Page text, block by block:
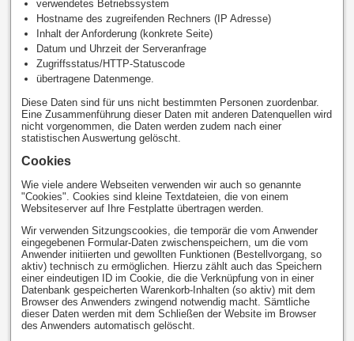
verwendetes Betriebssystem
Hostname des zugreifenden Rechners (IP Adresse)
Inhalt der Anforderung (konkrete Seite)
Datum und Uhrzeit der Serveranfrage
Zugriffsstatus/HTTP-Statuscode
übertragene Datenmenge.
Diese Daten sind für uns nicht bestimmten Personen zuordenbar.
Eine Zusammenführung dieser Daten mit anderen Datenquellen wird
nicht vorgenommen, die Daten werden zudem nach einer
statistischen Auswertung gelöscht.
Cookies
Wie viele andere Webseiten verwenden wir auch so genannte
"Cookies". Cookies sind kleine Textdateien, die von einem
Websiteserver auf Ihre Festplatte übertragen werden.
Wir verwenden Sitzungscookies, die temporär die vom Anwender
eingegebenen Formular-Daten zwischenspeichern, um die vom
Anwender initiierten und gewollten Funktionen (Bestellvorgang, so
aktiv) technisch zu ermöglichen. Hierzu zählt auch das Speichern
einer eindeutigen ID im Cookie, die die Verknüpfung von in einer
Datenbank gespeicherten Warenkorb-Inhalten (so aktiv) mit dem
Browser des Anwenders zwingend notwendig macht. Sämtliche
dieser Daten werden mit dem Schließen der Website im Browser
des Anwenders automatisch gelöscht.